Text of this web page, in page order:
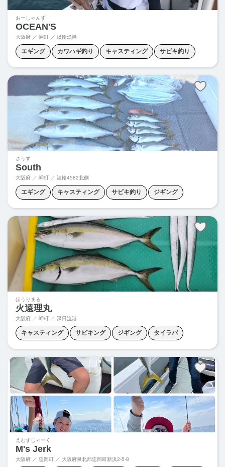
おーしゃんず
OCEAN'S
大阪府 ／ 岬町 ／ 淡輪漁港
エギング カワハギ釣り キャスティング サビキ釣り
ジギング タイラバ ティップラン ノマセ釣り
ロックフィッシュ
さうす
South
大阪府 ／ 岬町 ／ 淡輪4582北側
エギング キャスティング サビキ釣り ジギング
タイラバ タチウオテンヤ ノマセ釣り 胴付き釣り
落とし込み釣り
ほうりまる
火遠理丸
大阪府 ／ 岬町 ／ 深日漁港
キャスティング サビキング ジギング タイラバ
ノマセ釣り
えむずじゃーく
M's Jerk
大阪府 ／ 忠岡町 ／ 大阪府泉北郡忠岡町新浜2-5-8